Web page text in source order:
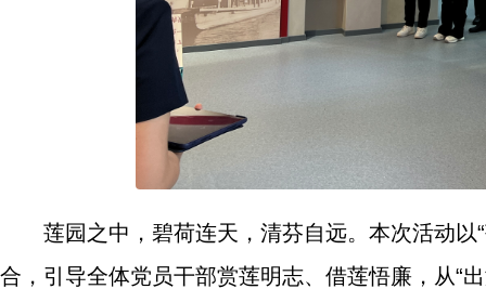
莲园之中，碧荷连天，清芬自远。本次活动以
合，引导全体党员干部赏莲明志、借莲悟廉，从“